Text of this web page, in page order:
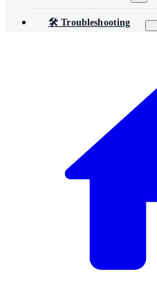
🛠️ Troubleshooting